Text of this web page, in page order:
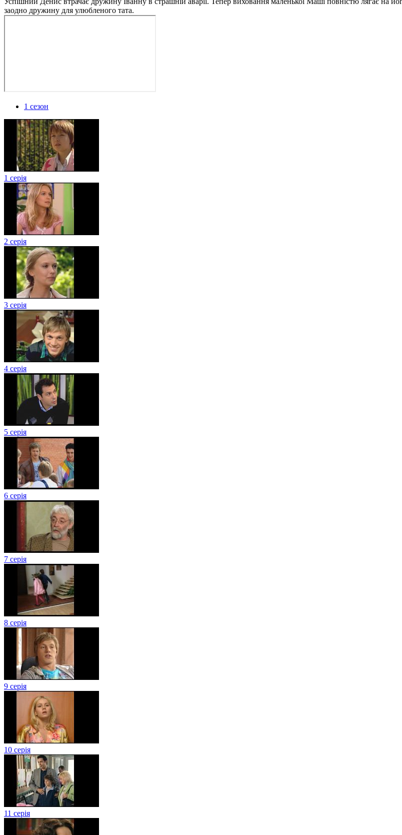
заодно дружину для улюбленого тата.
1 сезон
1 серія
2 серія
3 серія
4 серія
5 серія
6 серія
7 серія
8 серія
9 серія
10 серія
11 серія